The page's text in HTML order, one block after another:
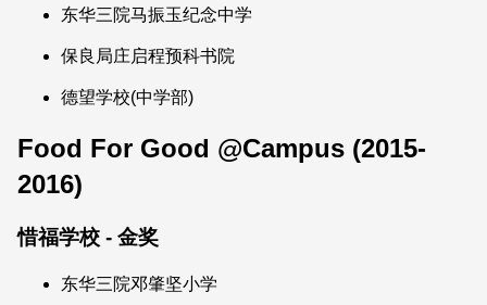
东华三院马振玉纪念中学
保良局庄启程预科书院
德望学校(中学部)
Food For Good @Campus (2015-
2016)
惜福学校 - 金奖
东华三院邓肇坚小学